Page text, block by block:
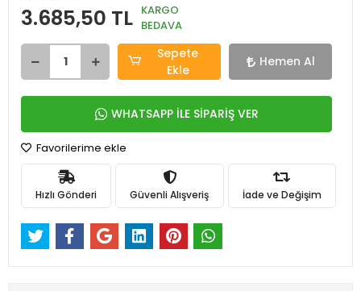
3.685,50 TL KARGO
BEDAVA
Sepete
Ekle
Hemen Al
WHATSAPP İLE SİPARİŞ VER
Favorilerime ekle
Hızlı Gönderi Güvenli Alışveriş İade ve Değişim